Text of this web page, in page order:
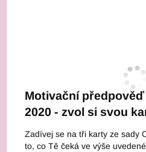
Motivační předpověď
2020 - zvol si svou
Zadívej se na tři karty ze sady
to, co Tě čeká ve výše